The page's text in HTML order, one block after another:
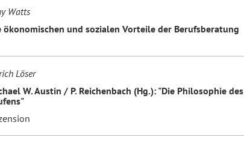
Watts
ökonomischen und sozialen Vorteile der Berufsberatung
Löser
W. Austin / P. Reichenbach (Hg.): "Die Philosophie des